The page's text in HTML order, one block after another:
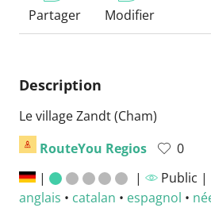
Partager Modifier
Description
Le village Zandt (Cham)
RouteYou Regios
0
|
| Public |
anglais • catalan • espagnol •